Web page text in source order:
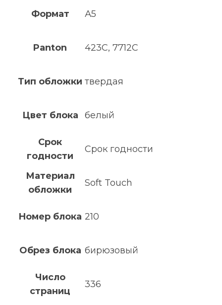
Формат А5
Panton 423C, 7712C
Тип обложки твердая
Цвет блока белый
Срок
годности
Срок годности
Материал
обложки
Soft Touch
Номер блока 210
Обрез блока бирюзовый
Число
страниц
336